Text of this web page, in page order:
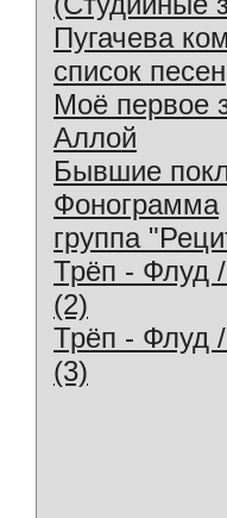
Пугачева
список песен
Моё первое
Аллой
Бывшие
Фонограмма
группа
Трёп - Флуд
(2)
Трёп - Флуд
(3)